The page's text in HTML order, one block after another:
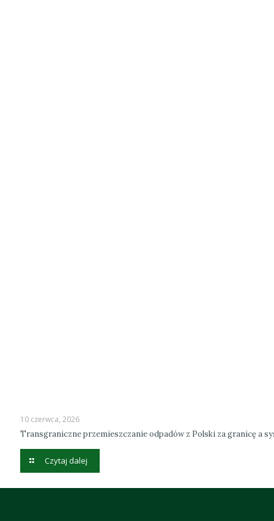
10 czerwca, 2026
Transgraniczne przemieszczanie odpadów z Polski za granicę a
Czytaj dalej